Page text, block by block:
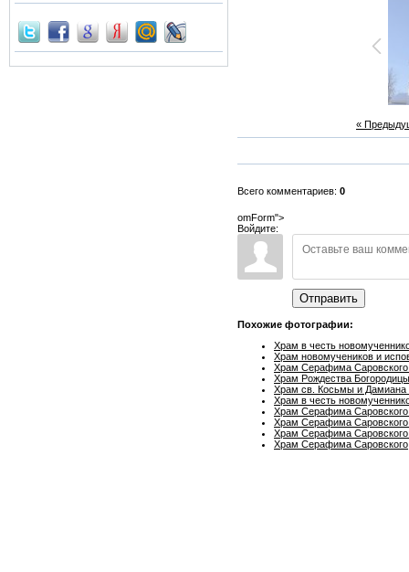
«
Всего комментариев: 0
omForm">
Войдите:
Отправить
Похожие фотографии:
Храм в честь
Храм новомучеников и
Храм Серафима
Храм Рождества
Храм св. Косьмы и Дамиана
Храм в честь
Храм Серафима
Храм Серафима
Храм Серафима
Храм Серафима Саровского